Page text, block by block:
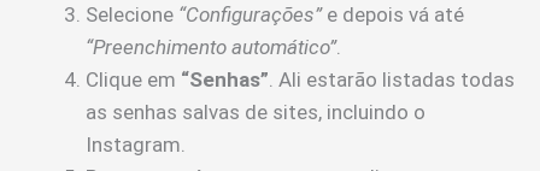
Selecione “Configurações”e depois vá até
“Preenchimento automático”.
Clique em “Senhas” . Ali estarão listadas todas
as senhas salvas de sites, incluindo o
Instagram.